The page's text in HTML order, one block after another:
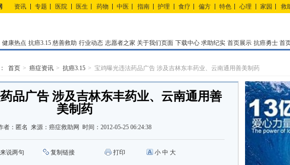
资讯 专题 医院 医生 药物 中医 指南 护理 食疗 偏方 特色 心理 家园 救
健康热点 抗癌3.15 慈善救助 行业动态 志愿者之家 关于我们页面 下载中心 求助纪实 首页展示 抗癌勇士 首
首页 癌症资讯 抗癌3.15 宝鸡曝光违法药品广告 涉及吉林东丰药业、云南通用善美制药
品广告 涉及吉林东丰药业、云南通用善
美制药
者： 匿名 来源： 癌症救助网 时间： 2012-05-25 06:24:38
说两句 复制链接 打印 小 中 大